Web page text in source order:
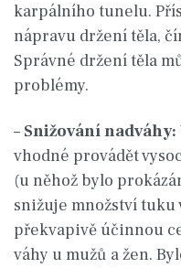
karpálního tunelu.
nápravu držení těla,
Správné držení těla
problémy.
– Snižování nadváhy:
vhodné provádět
(u něhož bylo
snižuje množství
překvapivě účinnou
váhy u mužů a žen.